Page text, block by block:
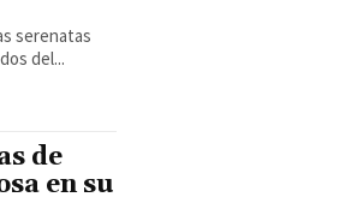
serenatas
del...
de
en su